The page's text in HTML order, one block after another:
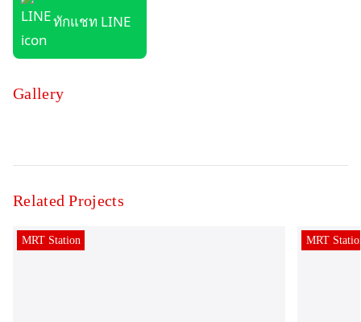
ทักแชท LINE
Gallery
Related Projects
MRT Station MRT